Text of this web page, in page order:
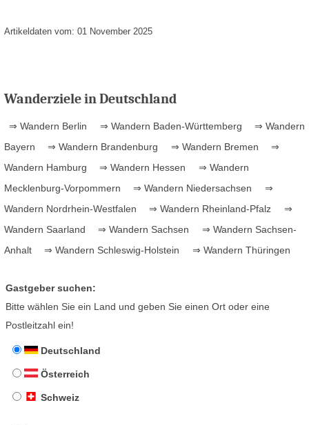
Artikeldaten vom: 01 November 2025
Wanderziele in Deutschland
⇒ Wandern Berlin ⇒ Wandern Baden-Württemberg
⇒ Wandern
Bayern
⇒ Wandern Brandenburg ⇒ Wandern Bremen
⇒
Wandern Hamburg
⇒ Wandern Hessen
⇒ Wandern
Mecklenburg-Vorpommern
⇒ Wandern Niedersachsen
⇒
Wandern Nordrhein-Westfalen
⇒ Wandern Rheinland-Pfalz
⇒
Wandern Saarland
⇒ Wandern Sachsen
⇒ Wandern Sachsen-
Anhalt
⇒ Wandern Schleswig-Holstein ⇒ Wandern Thüringen
Gastgeber suchen:
Bitte wählen Sie ein Land und geben Sie einen Ort oder eine
Postleitzahl ein!
Deutschland
Österreich
Schweiz